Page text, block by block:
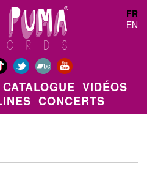
FR
EN
CATALOGUE VIDÉOS
CONCERTS